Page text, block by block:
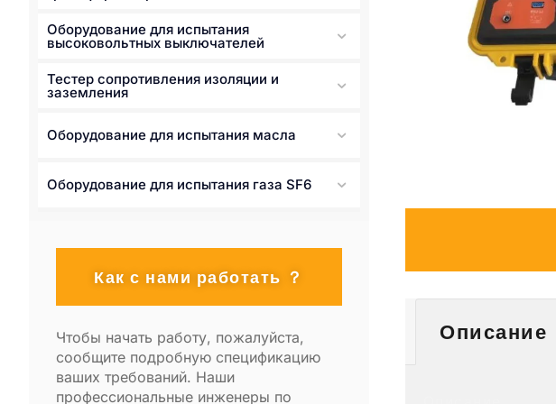
Оборудование для испытания
высоковольтных выключателей
Тестер сопротивления изоляции и
заземления
Оборудование для испытания масла
Оборудование для испытания газа SF6
Как с нами работать ？
Чтобы начать работу, пожалуйста,
сообщите подробную спецификацию
ваших требований. Наши
профессиональные инженеры по
Описание